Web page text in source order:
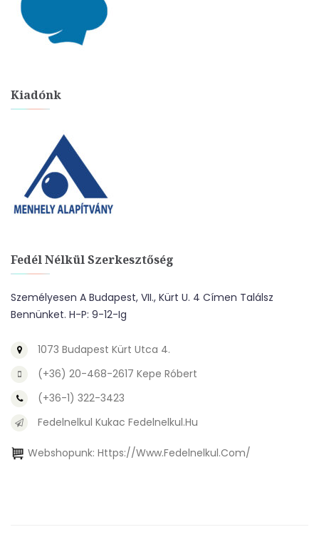
Kiadónk
Fedél Nélkül Szerkesztőség
Személyesen A Budapest, VII., Kürt U. 4 Címen Találsz
Bennünket. H-P: 9-12-Ig
1073 Budapest Kürt Utca 4.
(+36) 20-468-2617 Kepe Róbert
(+36-1) 322-3423
Fedelnelkul Kukac Fedelnelkul.hu
Webshopunk: Https://www.fedelnelkul.com/